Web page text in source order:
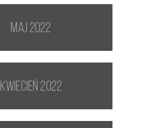
maj 2022
kwiecień 2022